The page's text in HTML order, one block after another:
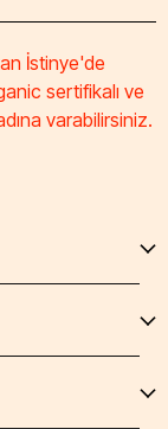
İstinye'de
sertifikalı ve
varabilirsiniz.